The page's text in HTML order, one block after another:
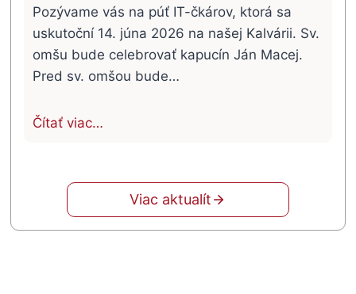
Pozývame vás na púť IT-čkárov, ktorá sa
uskutoční 14. júna 2026 na našej Kalvárii. Sv.
omšu bude celebrovať kapucín Ján Macej.
Pred sv. omšou bude…
Čítať viac…
Viac aktualít